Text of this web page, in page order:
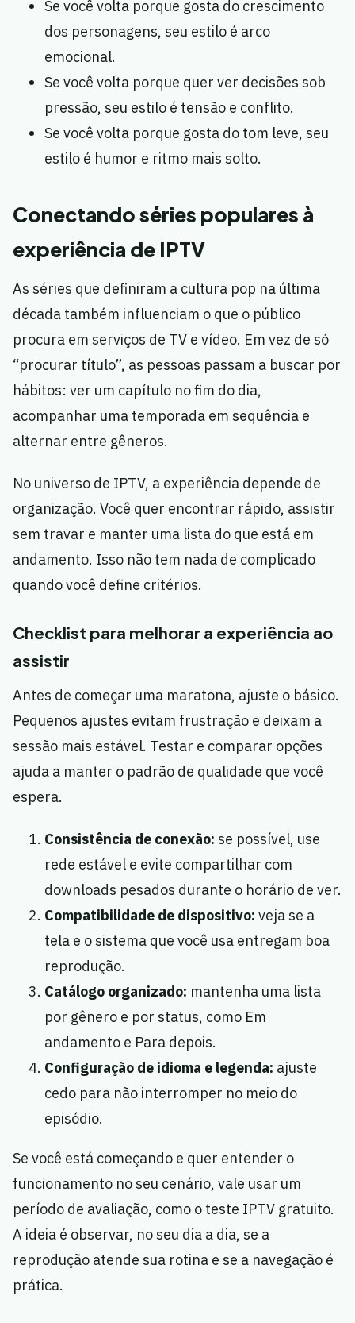
Se você volta porque gosta do crescimento
dos personagens, seu estilo é arco
emocional.
Se você volta porque quer ver decisões sob
pressão, seu estilo é tensão e conflito.
Se você volta porque gosta do tom leve, seu
estilo é humor e ritmo mais solto.
Conectando séries populares à
experiência de IPTV
As séries que definiram a cultura pop na última
década também influenciam o que o público
procura em serviços de TV e vídeo. Em vez de só
“procurar título”, as pessoas passam a buscar por
hábitos: ver um capítulo no fim do dia,
acompanhar uma temporada em sequência e
alternar entre gêneros.
No universo de IPTV, a experiência depende de
organização. Você quer encontrar rápido, assistir
sem travar e manter uma lista do que está em
andamento. Isso não tem nada de complicado
quando você define critérios.
Checklist para melhorar a experiência ao
assistir
Antes de começar uma maratona, ajuste o básico.
Pequenos ajustes evitam frustração e deixam a
sessão mais estável. Testar e comparar opções
ajuda a manter o padrão de qualidade que você
espera.
Consistência de conexão: se possível, use
rede estável e evite compartilhar com
downloads pesados durante o horário de ver.
Compatibilidade de dispositivo: veja se a
tela e o sistema que você usa entregam boa
reprodução.
Catálogo organizado: mantenha uma lista
por gênero e por status, como Em
andamento e Para depois.
Configuração de idioma e legenda: ajuste
cedo para não interromper no meio do
episódio.
Se você está começando e quer entender o
funcionamento no seu cenário, vale usar um
período de avaliação, como o teste IPTV gratuito.
A ideia é observar, no seu dia a dia, se a
reprodução atende sua rotina e se a navegação é
prática.